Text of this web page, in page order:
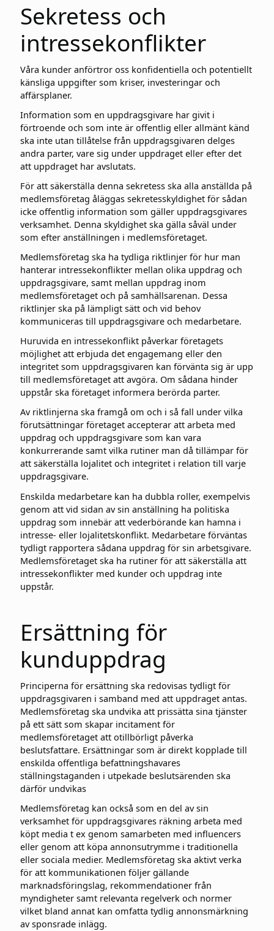
Sekretess och
intressekonflikter
Våra kunder anförtror oss konfidentiella och potentiellt
känsliga uppgifter som kriser, investeringar och
affärsplaner.
Information som en uppdragsgivare har givit i
förtroende och som inte är offentlig eller allmänt känd
ska inte utan tillåtelse från uppdragsgivaren delges
andra parter, vare sig under uppdraget eller efter det
att uppdraget har avslutats.
För att säkerställa denna sekretess ska alla anställda på
medlemsföretag åläggas sekretesskyldighet för sådan
icke offentlig information som gäller uppdragsgivares
verksamhet. Denna skyldighet ska gälla såväl under
som efter anställningen i medlemsföretaget.
Medlemsföretag ska ha tydliga riktlinjer för hur man
hanterar intressekonflikter mellan olika uppdrag och
uppdragsgivare, samt mellan uppdrag inom
medlemsföretaget och på samhällsarenan. Dessa
riktlinjer ska på lämpligt sätt och vid behov
kommuniceras till uppdragsgivare och medarbetare.
Huruvida en intressekonflikt påverkar företagets
möjlighet att erbjuda det engagemang eller den
integritet som uppdragsgivaren kan förvänta sig är upp
till medlemsföretaget att avgöra. Om sådana hinder
uppstår ska företaget informera berörda parter.
Av riktlinjerna ska framgå om och i så fall under vilka
förutsättningar företaget accepterar att arbeta med
uppdrag och uppdragsgivare som kan vara
konkurrerande samt vilka rutiner man då tillämpar för
att säkerställa lojalitet och integritet i relation till varje
uppdragsgivare.
Enskilda medarbetare kan ha dubbla roller, exempelvis
genom att vid sidan av sin anställning ha politiska
uppdrag som innebär att vederbörande kan hamna i
intresse- eller lojalitetskonflikt. Medarbetare förväntas
tydligt rapportera sådana uppdrag för sin arbetsgivare.
Medlemsföretaget ska ha rutiner för att säkerställa att
intressekonflikter med kunder och uppdrag inte
uppstår.
Ersättning för
kunduppdrag
Principerna för ersättning ska redovisas tydligt för
uppdragsgivaren i samband med att uppdraget antas.
Medlemsföretag ska undvika att prissätta sina tjänster
på ett sätt som skapar incitament för
medlemsföretaget att otillbörligt påverka
beslutsfattare. Ersättningar som är direkt kopplade till
enskilda offentliga befattningshavares
ställningstaganden i utpekade beslutsärenden ska
därför undvikas
Medlemsföretag kan också som en del av sin
verksamhet för uppdragsgivares räkning arbeta med
köpt media t ex genom samarbeten med influencers
eller genom att köpa annonsutrymme i traditionella
eller sociala medier. Medlemsföretag ska aktivt verka
för att kommunikationen följer gällande
marknadsföringslag, rekommendationer från
myndigheter samt relevanta regelverk och normer
vilket bland annat kan omfatta tydlig annonsmärkning
av sponsrade inlägg.